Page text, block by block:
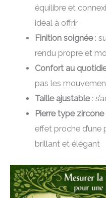
équilibre et
idéal à offrir
Finition soignée:
rendu propre et
Confort au
pas les
Taille ajustable :
Pierre type zircone
effet proche
brillant et élégant